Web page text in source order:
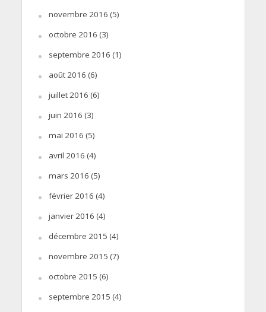
novembre 2016 (5)
octobre 2016 (3)
septembre 2016 (1)
août 2016 (6)
juillet 2016 (6)
juin 2016 (3)
mai 2016 (5)
avril 2016 (4)
mars 2016 (5)
février 2016 (4)
janvier 2016 (4)
décembre 2015 (4)
novembre 2015 (7)
octobre 2015 (6)
septembre 2015 (4)